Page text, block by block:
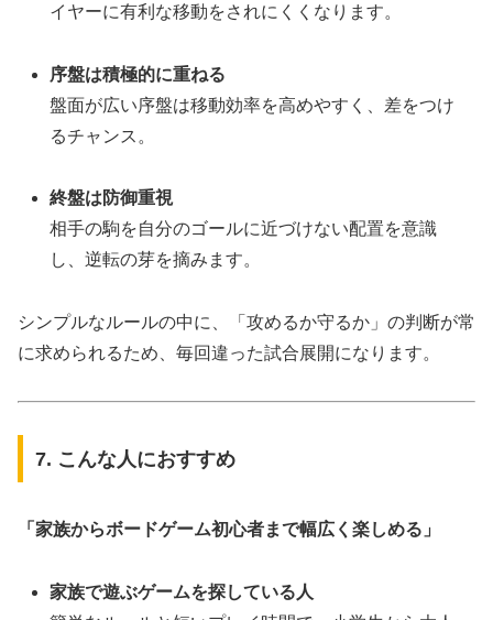
イヤーに有利な移動をされにくくなります。
序盤は積極的に重ねる
盤面が広い序盤は移動効率を高めやすく、差をつけ
るチャンス。
終盤は防御重視
相手の駒を自分のゴールに近づけない配置を意識
し、逆転の芽を摘みます。
シンプルなルールの中に、「攻めるか守るか」の判断が常
に求められるため、毎回違った試合展開になります。
7. こんな人におすすめ
「家族からボードゲーム初心者まで幅広く楽しめる」
家族で遊ぶゲームを探している人